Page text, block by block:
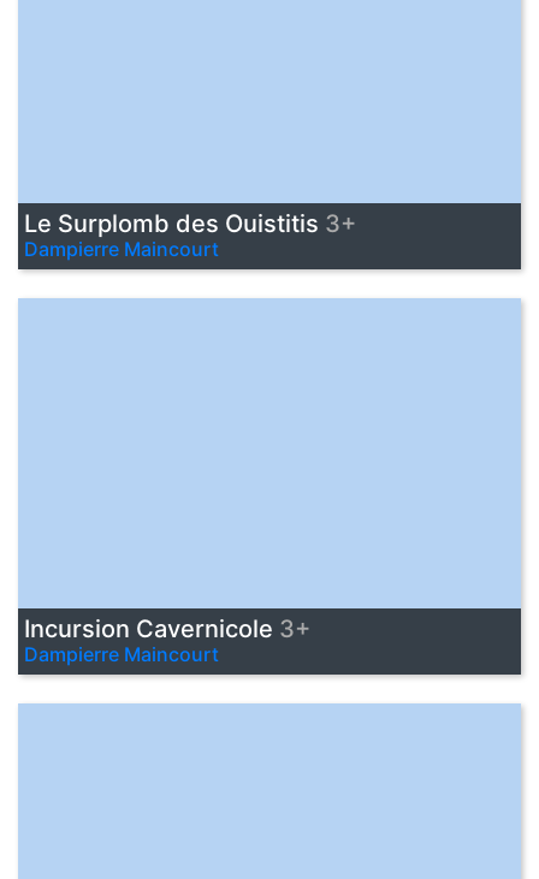
Le Surplomb des Ouistitis 3+
Dampierre Maincourt
Incursion Cavernicole 3+
Dampierre Maincourt